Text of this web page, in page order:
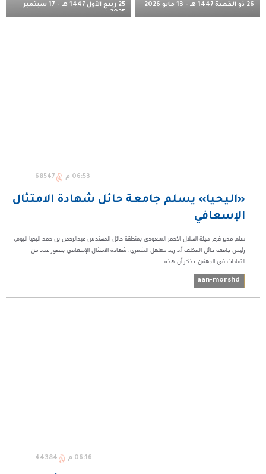
26 ذو القعدة 1447 هـ - 13 مايو 2026
25 ربيع الأول 1447 هـ - 17 سبتمبر
2025 م
06:53 م 68547
«اليحيا» يسلم جامعة حائل شهادة الامتثال
الإسعافي
سلم مدير فرع هيئة الهلال الأحمر السعودي بمنطقة حائل المهندس عبدالرحمن بن حمد اليحيا اليوم،
رئيس جامعة حائل المكلف أ.د زيد مهلهل الشمري، شهادة الامتثال الإسعافي بحضور عدد من
القيادات في الجهتين .يذكر أن هذه ...
aan-morshd
06:16 م 44384